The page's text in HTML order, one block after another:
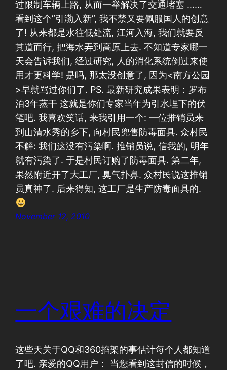
过限制车辆上路, 从而一举解决了交通堵塞 ……
看到这个”引渤入新”, 我不禁又要佩服国人的创意
了! 从来都是水往低处流, 江河入海, 我们就要反
其道而行, 把海水弄到高原上去. 不知道专家哪一
天会告诉我们, 经过研究, 人的消化系统倒过来使
用才更科学! 是吗, 那太没创意了, 因为<南方公园
>早就骂过你们了. PS. 最新研究成果表明：罗布
泊3年蒸干 这就是你们专家当年为引水埋下的伏
笔吧. 我喜欢笑话, 来我引用一个: 一位推销员来
到山清水秀的乡下, 向村民兜售防毒面具. 众村民
不解: 我们这没有污染啊. 推销员说, 信我的, 明年
就有污染了. 于是村民订购了防毒面具. 第二年,
果然附近开了大工厂, 臭气扑鼻. 众村民说这推销
员真神了. 后来得知, 这工厂是生产防毒面具的.
November 12, 2010
一个艰难的决定
这些天关于QQ和360掐架的事估计每个人都知道
了吧. 亲爱的QQ用户： 当您看到这封信的时候，